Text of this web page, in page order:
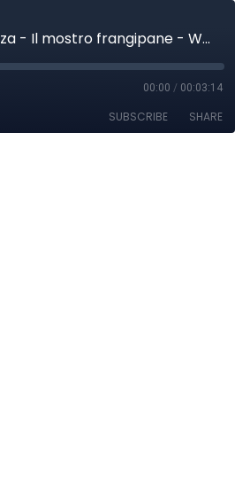
Matteo Bonazza - Il mostro frangipane - Writing for Toilet 27 gennaio 2026
00:00 / 00:03:14
SUBSCRIBE SHARE